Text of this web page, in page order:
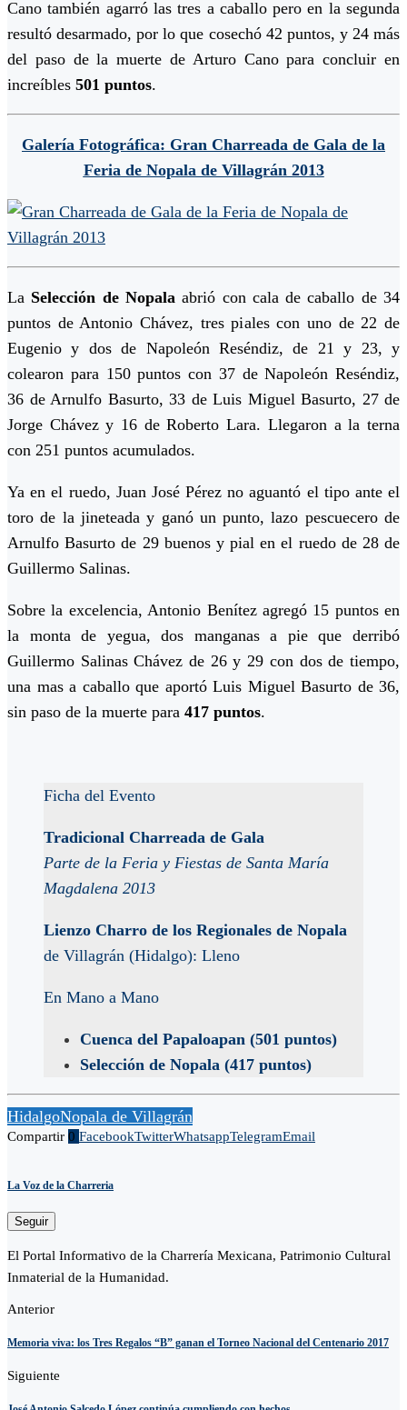
Cano también agarró las tres a caballo pero en la segunda
resultó desarmado, por lo que cosechó 42 puntos, y 24 más
del paso de la muerte de Arturo Cano para concluir en
increíbles 501 puntos.
Galería Fotográfica: Gran Charreada de Gala de la
Feria de Nopala de Villagrán 2013
La Selección de Nopalaabrió con cala de caballo de 34
puntos de Antonio Chávez, tres piales con uno de 22 de
Eugenio y dos de Napoleón Reséndiz, de 21 y 23, y
colearon para 150 puntos con 37 de Napoleón Reséndiz,
36 de Arnulfo Basurto, 33 de Luis Miguel Basurto, 27 de
Jorge Chávez y 16 de Roberto Lara. Llegaron a la terna
con 251 puntos acumulados.
Ya en el ruedo, Juan José Pérez no aguantó el tipo ante el
toro de la jineteada y ganó un punto, lazo pescuecero de
Arnulfo Basurto de 29 buenos y pial en el ruedo de 28 de
Guillermo Salinas.
Sobre la excelencia, Antonio Benítez agregó 15 puntos en
la monta de yegua, dos manganas a pie que derribó
Guillermo Salinas Chávez de 26 y 29 con dos de tiempo,
una mas a caballo que aportó Luis Miguel Basurto de 36,
sin paso de la muerte para 417 puntos.
Ficha del Evento
Tradicional Charreada de Gala
Parte de la Feria y Fiestas de Santa María
Magdalena 2013
Lienzo Charro de los Regionales de Nopala
de Villagrán (Hidalgo): Lleno
En Mano a Mano
Cuenca del Papaloapan (501 puntos)
Selección de Nopala (417 puntos)
HidalgoNopala de Villagrán
Compartir 0 FacebookTwitterWhatsappTelegramEmail
La Voz de la Charreria
Seguir
El Portal Informativo de la Charrería Mexicana, Patrimonio Cultural
Inmaterial de la Humanidad.
Anterior
Memoria viva: los Tres Regalos “B” ganan el Torneo Nacional del Centenario 2017
Siguiente